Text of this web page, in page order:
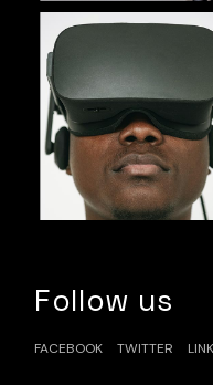
Follow us
FACEBOOK TWITTER